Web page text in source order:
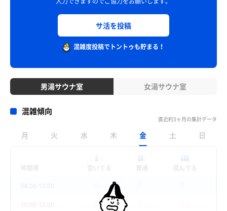
サ活を投稿
混雑度投稿でトントゥも貯まる！
男湯サウナ室 女湯サウナ室
混雑傾向
直近約3ヶ月の集計データ
月 火 水 木 金 土 日
件